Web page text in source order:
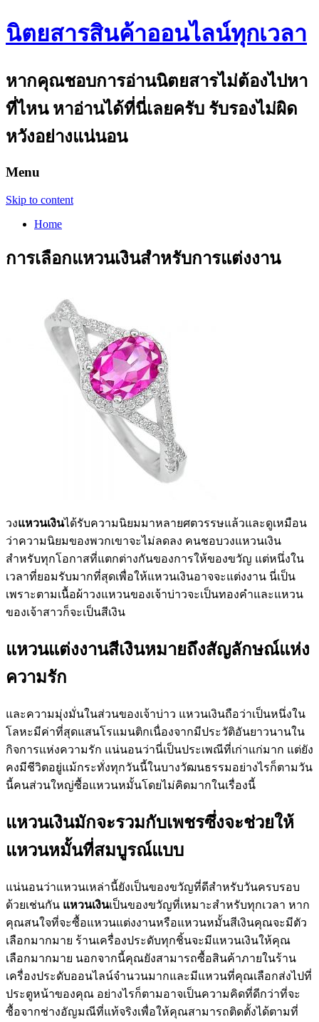
นิตยสารสินค้าออนไลน์ทุกเวลา
หากคุณชอบการอ่านนิตยสารไม่ต้องไปหา
ที่ไหน หาอ่านได้ที่นี่เลยครับ รับรองไม่ผิด
หวังอย่างแน่นอน
Menu
Skip to content
Home
การเลือกแหวนเงินสำหรับการแต่งงาน
วงแหวนเงินได้รับความนิยมมาหลายศตวรรษแล้วและดูเหมือน
ว่าความนิยมของพวกเขาจะไม่ลดลง คนชอบวงแหวนเงิน
สำหรับทุกโอกาสที่แตกต่างกันของการให้ของขวัญ แต่หนึ่งใน
เวลาที่ยอมรับมากที่สุดเพื่อให้แหวนเงินอาจจะแต่งงาน นี่เป็น
เพราะตามเนื้อผ้าวงแหวนของเจ้าบ่าวจะเป็นทองคำและแหวน
ของเจ้าสาวก็จะเป็นสีเงิน
แหวนแต่งงานสีเงินหมายถึงสัญลักษณ์แห่ง
ความรัก
และความมุ่งมั่นในส่วนของเจ้าบ่าว แหวนเงินถือว่าเป็นหนึ่งใน
โลหะมีค่าที่สุดแสนโรแมนติกเนื่องจากมีประวัติอันยาวนานใน
กิจการแห่งความรัก แน่นอนว่านี่เป็นประเพณีที่เก่าแก่มาก แต่ยัง
คงมีชีวิตอยู่แม้กระทั่งทุกวันนี้ในบางวัฒนธรรมอย่างไรก็ตามวัน
นี้คนส่วนใหญ่ซื้อแหวนหมั้นโดยไม่คิดมากในเรื่องนี้
แหวนเงินมักจะรวมกับเพชรซึ่งจะช่วยให้
แหวนหมั้นที่สมบูรณ์แบบ
แน่นอนว่าแหวนเหล่านี้ยังเป็นของขวัญที่ดีสำหรับวันครบรอบ
ด้วยเช่นกัน แหวนเงินเป็นของขวัญที่เหมาะสำหรับทุกเวลา หาก
คุณสนใจที่จะซื้อแหวนแต่งงานหรือแหวนหมั้นสีเงินคุณจะมีตัว
เลือกมากมาย ร้านเครื่องประดับทุกชิ้นจะมีแหวนเงินให้คุณ
เลือกมากมาย นอกจากนี้คุณยังสามารถซื้อสินค้าภายในร้าน
เครื่องประดับออนไลน์จำนวนมากและมีแหวนที่คุณเลือกส่งไปที่
ประตูหน้าของคุณ อย่างไรก็ตามอาจเป็นความคิดที่ดีกว่าที่จะ
ซื้อจากช่างอัญมณีที่แท้จริงเพื่อให้คุณสามารถติดตั้งได้ตามที่